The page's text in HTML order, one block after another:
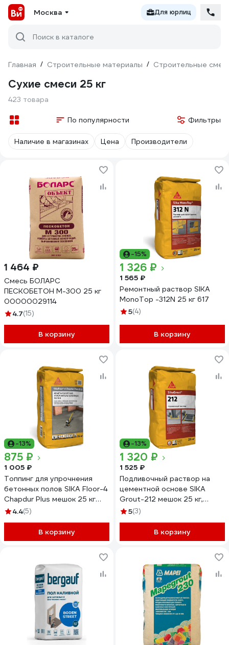
Москва Для юрлиц
Поиск в каталоге
Главная / Строительные материалы / Строительные
Сухие смеси 25 кг
423 товара
По популярности Фильтры
Наличие в магазинах Цена Производители
1 464 ₽
Смесь БОЛАРС
ПЕСКОБЕТОН М-300 25 кг
00000029114
4.7(15)
В корзину
-15%
1 326 ₽
1 565 ₽
Ремонтный раствор SIKA
MonoTop -312N 25 кг 617
5(4)
В корзину
-13%
875 ₽
1 005 ₽
Топпинг для упрочнения
бетонных полов SIKA Floor-4
Chapdur Plus мешок 25 кг
597792
4.4(5)
В корзину
-13%
1 320 ₽
1 525 ₽
Подливочный раствор на
цементной основе SIKA
Grout-212 мешок 25 кг,
толщина подливки от 10 до
5(3)
В корзину